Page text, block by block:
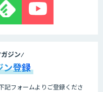
ジン
ン登録
記フォームよりご登録くださ